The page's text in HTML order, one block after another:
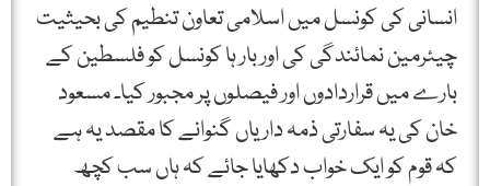
انسانی کی کونسل میں اسلامی تعاون تنطیم کی بحیثیت
چیئرمین نمائندگی کی اور بار ہا کونسل کو فلسطین کے
بارے میں قراردادوں اور فیصلوں پر مجبور کیا۔ مسعود
خان کی یہ سفارتی ذمہ داریاں گنوانے کا مقصد یہ ہے
کہ قوم کو ایک خواب دکھایا جائے کہ ہاں سب کچھ